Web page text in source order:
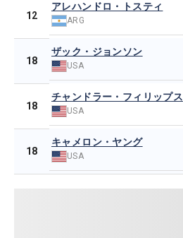
12
アレハンドロ・トスティ
ARG
18
ザック・ジョンソン
USA
18
チャンドラー・フィリップス
USA
18
キャメロン・ヤング
USA